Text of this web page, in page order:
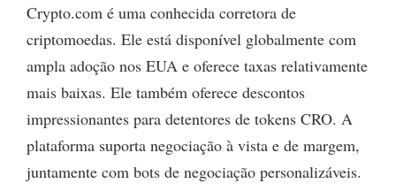
Crypto.com é uma conhecida corretora de
criptomoedas. Ele está disponível globalmente com
ampla adoção nos EUA e oferece taxas relativamente
mais baixas. Ele também oferece descontos
impressionantes para detentores de tokens CRO. A
plataforma suporta negociação à vista e de margem,
juntamente com bots de negociação personalizáveis.